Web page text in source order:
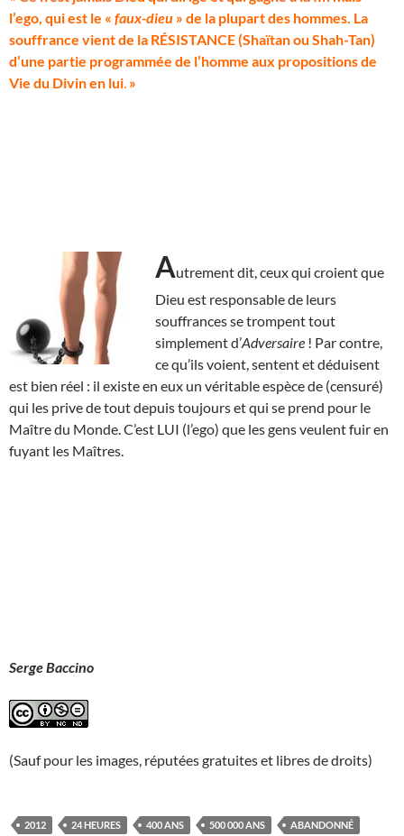
l’ego, qui est le « faux-dieu » de la plupart des hommes. La
souffrance vient de la RÉSISTANCE (Shaïtan ou Shah-Tan)
d’une partie programmée de l’homme aux propositions de
Vie du Divin en lui »
Autrement dit, ceux qui croient que
Dieu est responsable de leurs
souffrances se trompent tout
simplement d’Adversaire ! Par contre,
ce qu’ils voient, sentent et déduisent
est bien réel : il existe en eux un véritable espèce de (censuré)
qui les prive de tout depuis toujours et qui se prend pour le
Maître du Monde. C’est LUI (l’ego) que les gens veulent fuir en
fuyant les Maîtres.
Serge Baccino
(Sauf pour les images, réputées gratuites et libres de droits)
2012 24 HEURES 400 ANS 500 000 ANS ABANDONNÉ